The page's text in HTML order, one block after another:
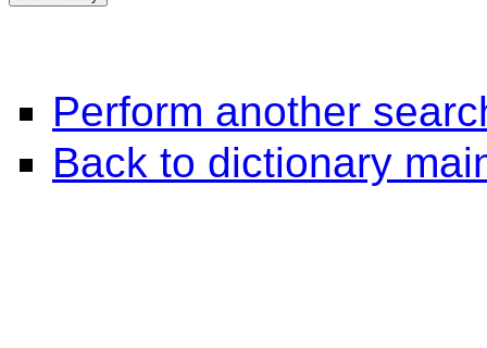
Perform another
Back to dictionary